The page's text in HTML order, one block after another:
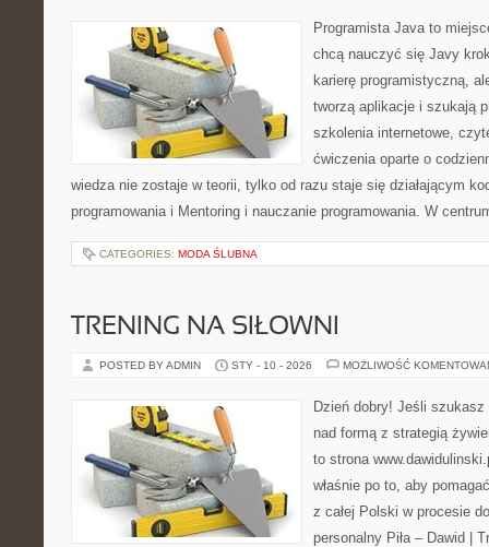
Programista Java to
chcą nauczyć się Javy
karierę programistyczną,
tworzą aplikacje i szukają
szkolenia internetowe,
ćwiczenia oparte o
wiedza nie zostaje w teorii, tylko od razu staje się działającym
programowania i Mentoring i nauczanie programowania. W
CATEGORIES: MODA ŚLUBNA
TRENING NA SIŁOWNI
POSTED BY ADMIN STY - 10 - 2026 MOŻLIWOŚĆ
Dzień dobry! Jeśli
nad formą z strategią
to strona
właśnie po to, aby
z całej Polski w procesie
personalny Piła – Dawid |